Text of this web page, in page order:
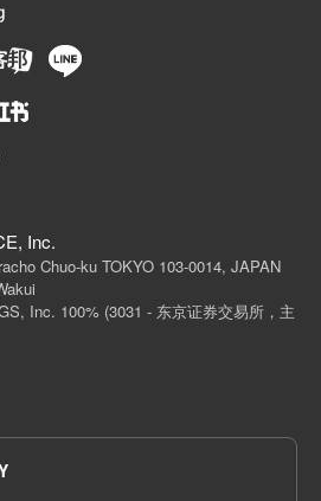
Inc.
Chuo-ku TOKYO 103-0014, JAPAN
Inc. 100% (3031 - 东京证券交易所，主